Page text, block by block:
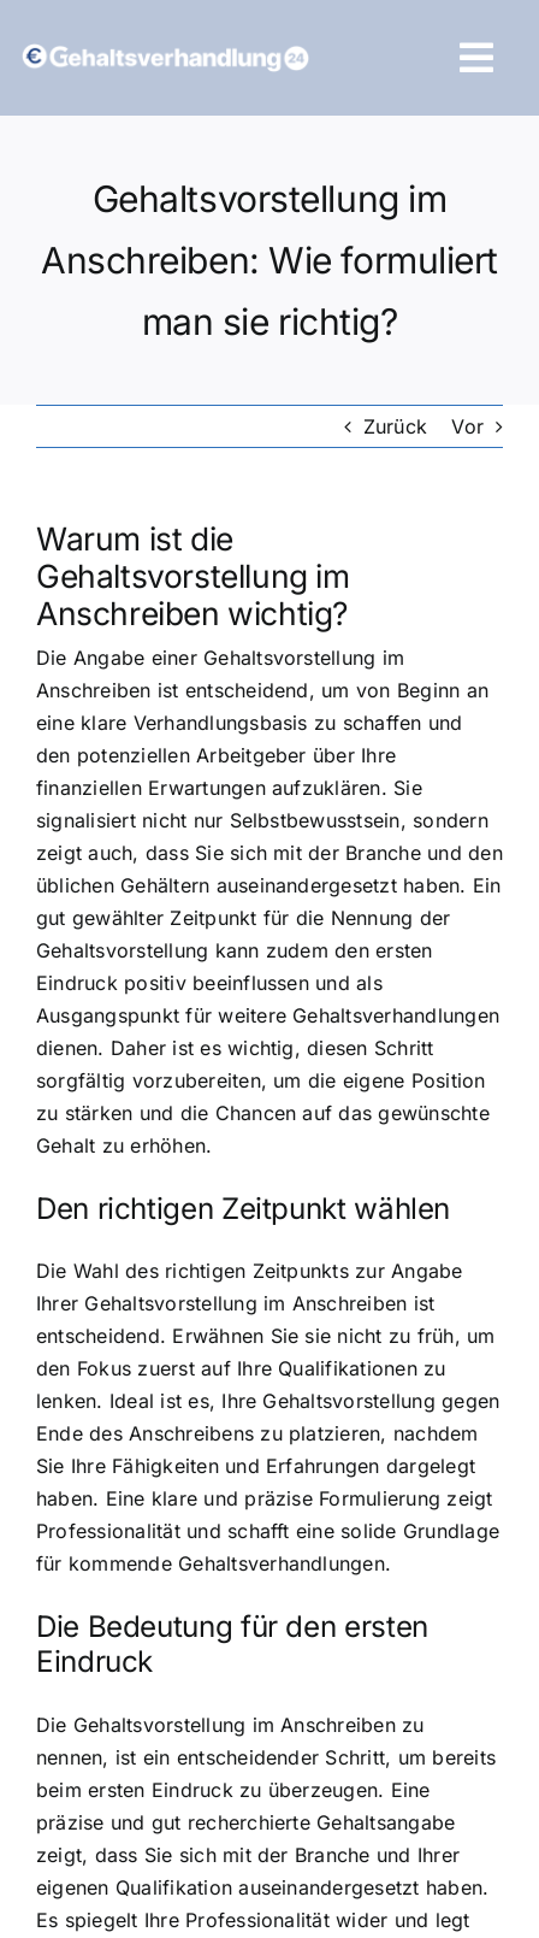
Inhalt
Gehaltsvorstellung im
Anschreiben: Wie formuliert
man sie richtig?
Zurück Vor
Warum ist die
Gehaltsvorstellung im
Anschreiben wichtig?
Die Angabe einer Gehaltsvorstellung im
Anschreiben ist entscheidend, um von Beginn an
eine klare Verhandlungsbasis zu schaffen und
den potenziellen Arbeitgeber über Ihre
finanziellen Erwartungen aufzuklären. Sie
signalisiert nicht nur Selbstbewusstsein, sondern
zeigt auch, dass Sie sich mit der Branche und den
üblichen Gehältern auseinandergesetzt haben. Ein
gut gewählter Zeitpunkt für die Nennung der
Gehaltsvorstellung kann zudem den ersten
Eindruck positiv beeinflussen und als
Ausgangspunkt für weitere Gehaltsverhandlungen
dienen. Daher ist es wichtig, diesen Schritt
sorgfältig vorzubereiten, um die eigene Position
zu stärken und die Chancen auf das gewünschte
Gehalt zu erhöhen.
Den richtigen Zeitpunkt wählen
Die Wahl des richtigen Zeitpunkts zur Angabe
Ihrer Gehaltsvorstellung im Anschreiben ist
entscheidend. Erwähnen Sie sie nicht zu früh, um
den Fokus zuerst auf Ihre Qualifikationen zu
lenken. Ideal ist es, Ihre Gehaltsvorstellung gegen
Ende des Anschreibens zu platzieren, nachdem
Sie Ihre Fähigkeiten und Erfahrungen dargelegt
haben. Eine klare und präzise Formulierung zeigt
Professionalität und schafft eine solide Grundlage
für kommende Gehaltsverhandlungen.
Die Bedeutung für den ersten
Eindruck
Die Gehaltsvorstellung im Anschreiben zu
nennen, ist ein entscheidender Schritt, um bereits
beim ersten Eindruck zu überzeugen. Eine
präzise und gut recherchierte Gehaltsangabe
zeigt, dass Sie sich mit der Branche und Ihrer
eigenen Qualifikation auseinandergesetzt haben.
Es spiegelt Ihre Professionalität wider und legt